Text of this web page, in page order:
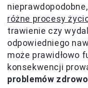
różne procesy
trawienie czy
odpowiedniego
może prawidłowo
konsekwencji
problemów